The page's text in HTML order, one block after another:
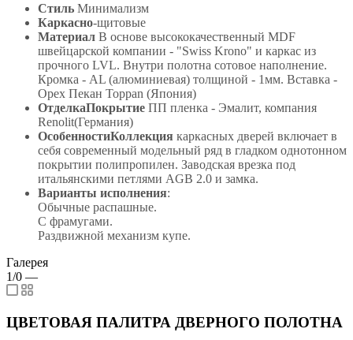
Стиль Минимализм
Каркасно-щитовые
Материал В основе высококачественный MDF
швейцарской компании - "Swiss Krono" и каркас из
прочного LVL. Внутри полотна сотовое наполнение.
Кромка - AL (алюминиевая) толщиной - 1мм. Вставка -
Орех Пекан Toppan (Япония)
ОтделкаПокрытие ПП пленка - Эмалит, компания
Renolit(Германия)
ОсобенностиКоллекция каркасных дверей включает в
себя современный модельный ряд в гладком однотонном
покрытии полипропилен. Заводская врезка под
итальянскими петлями AGB 2.0 и замка.
Варианты исполнения:
Обычные распашные.
С фрамугами.
Раздвижной механизм купе.
Галерея
1/0 —
ЦВЕТОВАЯ ПАЛИТРА ДВЕРНОГО ПОЛОТНА